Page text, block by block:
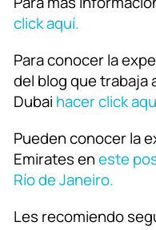
click aquí.
Para conocer la
del blog que trabaja
Dubai hacer click
Pueden conocer la
Emirates eneste
Río de Janeiro.
Les recomiendo